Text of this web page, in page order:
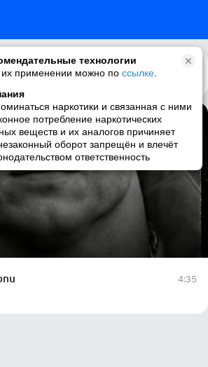
технологии
их применении можно по ссылке
наркотики и связанная с ними
потребление наркотических
веществ и их аналогов причиняет
оборот запрещён и влечёт
ответственность
4:35